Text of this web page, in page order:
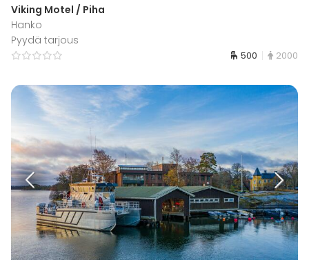
Viking Motel / Piha
Hanko
Pyydä tarjous
500 2000